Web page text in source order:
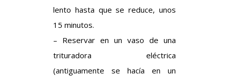
lento hasta que se reduce, unos
15 minutos.
– Reservar en un vaso de una
trituradora eléctrica
(antiguamente se hacía en un